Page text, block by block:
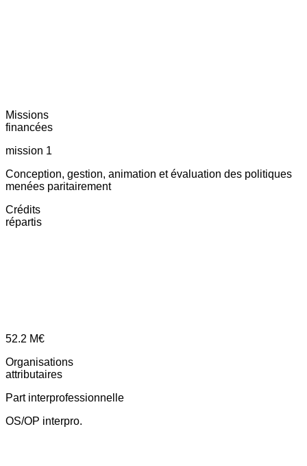
Missions
financées
mission 1
Conception, gestion, animation et évaluation des politiques
menées paritairement
Crédits
répartis
52.2 M€
Organisations
attributaires
Part interprofessionnelle
OS/OP interpro.